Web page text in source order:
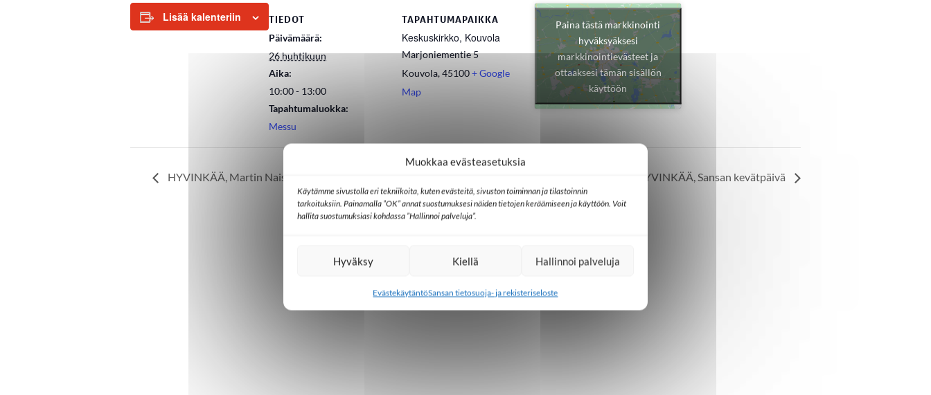
Muokkaa evästeasetuksia
Käytämme sivustolla eri tekniikoita, kuten evästeitä, sivuston toiminnan ja tilastoinnin
tarkoituksiin. Painamalla ”OK” annat suostumuksesi näiden tietojen keräämiseen ja käyttöön. Voit
hallita suostumuksiasi kohdassa ”Hallinnoi palveluja”.
Hyväksy Kiellä Hallinnoi palveluja
EvästekäytäntöSansan tietosuoja- ja rekisteriseloste
Lisää kalenteriin TIEDOT
Päivämäärä:
26 huhtikuun
Aika:
10:00 - 13:00
Tapahtumaluokka:
Messu
TAPAHTUMAPAIKKA
Keskuskirkko, Kouvola
Marjoniementie 5
Kouvola,45100+ Google
Map
Paina tästä markkinointi
hyväksyäksesi
markkinointievästeet ja
ottaaksesi tämän sisällön
käyttöön
HYVINKÄÄ, Martin Naistenpäivä HYVINKÄÄ, Sansan kevätpäivä